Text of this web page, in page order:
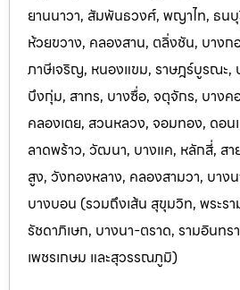
ยานนาวา, สัมพันธวงศ์, พญาไท, ธน
ห้วยขวาง, คลองสาน, ตลิ่งชัน, บางก
ภาษีเจริญ, หนองแขม, ราษฎร์บูรณะ,
บึงกุ่ม, สาทร, บางซื่อ, จตุจักร, บางค
คลองเตย, สวนหลวง, จอมทอง, ดอน
ลาดพร้าว, วัฒนา, บางแค, หลักสี่, สา
สูง, วังทองหลาง, คลองสามวา, บา
บางบอน (รวมถึงเส้น สุขุมวิท, พระรา
รัชดาภิเษก, บางนา-ตราด, รามอินทร
เพชรเกษม และสุวรรณภูมิ)